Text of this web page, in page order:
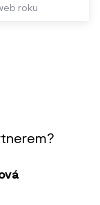
roku